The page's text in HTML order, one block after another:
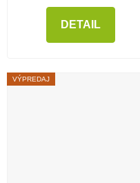
DETAIL
VÝPREDAJ